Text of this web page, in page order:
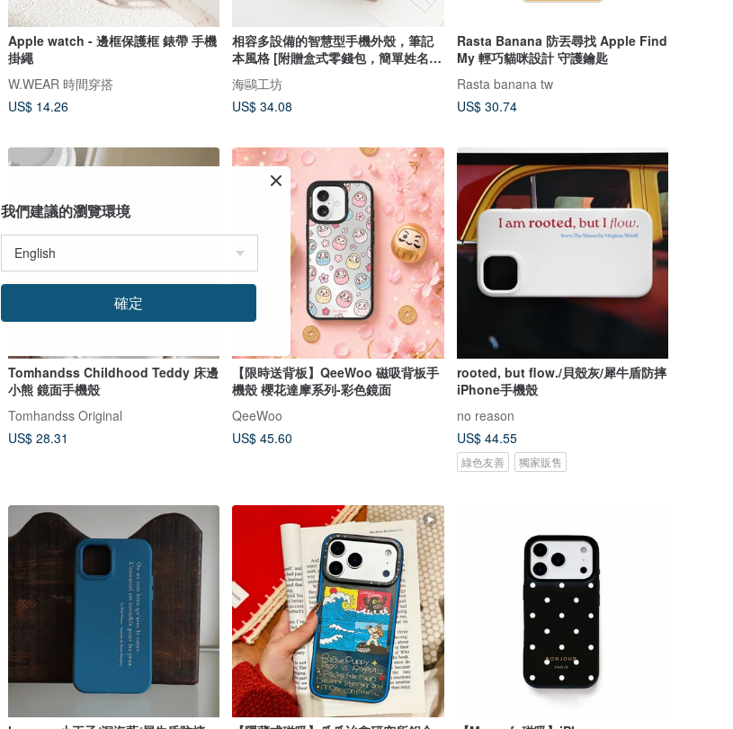
Apple watch - 邊框保護框 錶帶 手機
掛繩
W.WEAR 時間穿搭
US$ 14.26
相容多設備的智慧型手機外殼，筆記
本風格 [附贈盒式零錢包，簡單姓名雕
刻] 智慧型手機肩帶，零錢包，錢包，
免費姓名錢包AE16U
海鷗工坊
US$ 34.08
Rasta Banana 防丟尋找 Apple Find
My 輕巧貓咪設計 守護鑰匙
Rasta banana tw
US$ 30.74
Tomhandss Childhood Teddy 床邊
小熊 鏡面手機殼
Tomhandss Original
US$ 28.31
【限時送背板】QeeWoo 磁吸背板手
機殼 櫻花達摩系列-彩色鏡面
QeeWoo
US$ 45.60
rooted, but flow./貝殼灰/犀牛盾防摔
iPhone手機殼
no reason
US$ 44.55
綠色友善 獨家販售
我們建議的瀏覽環境
確定